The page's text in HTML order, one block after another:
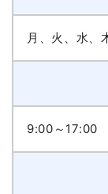
月、火、水、
9:00～17:00